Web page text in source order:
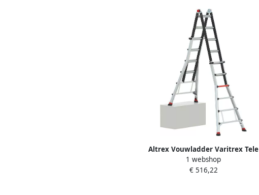
Altrex Vouwladder Varitrex Tele
PRO+ 4x6 503736
1 webshop
€ 516,22